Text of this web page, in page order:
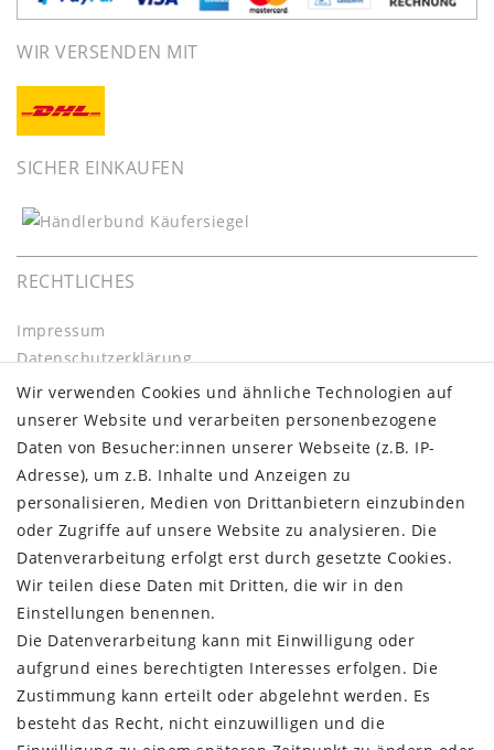
WIR VERSENDEN MIT
SICHER EINKAUFEN
RECHTLICHES
Impressum
Daten­schutz­erklärung
AGB
Barrierefreiheitserklärung
Widerrufs­recht
Kontakt
Vertrag widerrufen
INFORMATIONEN:
Zahlungsinformationen
Versandinformationen
Über uns
Gutschein
NEWS
Google Maps
Wir verwenden Cookies und ähnliche Technologien auf
unserer Website und verarbeiten personenbezogene
Daten von Besucher:innen unserer Webseite (z.B. IP-
Adresse), um z.B. Inhalte und Anzeigen zu
personalisieren, Medien von Drittanbietern einzubinden
oder Zugriffe auf unsere Website zu analysieren. Die
Datenverarbeitung erfolgt erst durch gesetzte Cookies.
Wir teilen diese Daten mit Dritten, die wir in den
Einstellungen benennen.
Die Datenverarbeitung kann mit Einwilligung oder
aufgrund eines berechtigten Interesses erfolgen. Die
Zustimmung kann erteilt oder abgelehnt werden. Es
besteht das Recht, nicht einzuwilligen und die